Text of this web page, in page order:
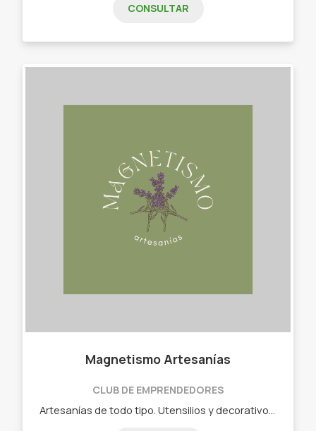
CONSULTAR
Magnetismo Artesanías
CLUB DE EMPRENDEDORES